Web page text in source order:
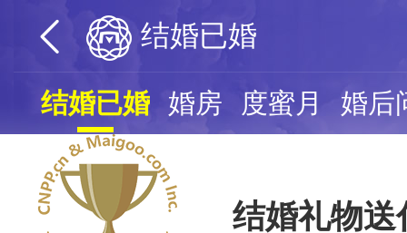
结婚已婚
结婚已婚 婚房 度蜜月 婚后
结婚礼物送